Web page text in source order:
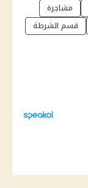
مشاجرة
قسم الشرطة